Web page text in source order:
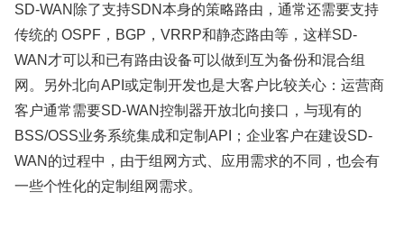
SD-WAN除了支持SDN本身的策略路由，通常还需要支持
传统的 OSPF，BGP，VRRP和静态路由等，这样SD-
WAN才可以和已有路由设备可以做到互为备份和混合组
网。另外北向API或定制开发也是大客户比较关心：运营商
客户通常需要SD-WAN控制器开放北向接口，与现有的
BSS/OSS业务系统集成和定制API；企业客户在建设SD-
WAN的过程中，由于组网方式、应用需求的不同，也会有
一些个性化的定制组网需求。